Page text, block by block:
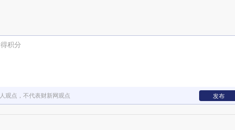
积分
观点，不代表财新网观点 发布